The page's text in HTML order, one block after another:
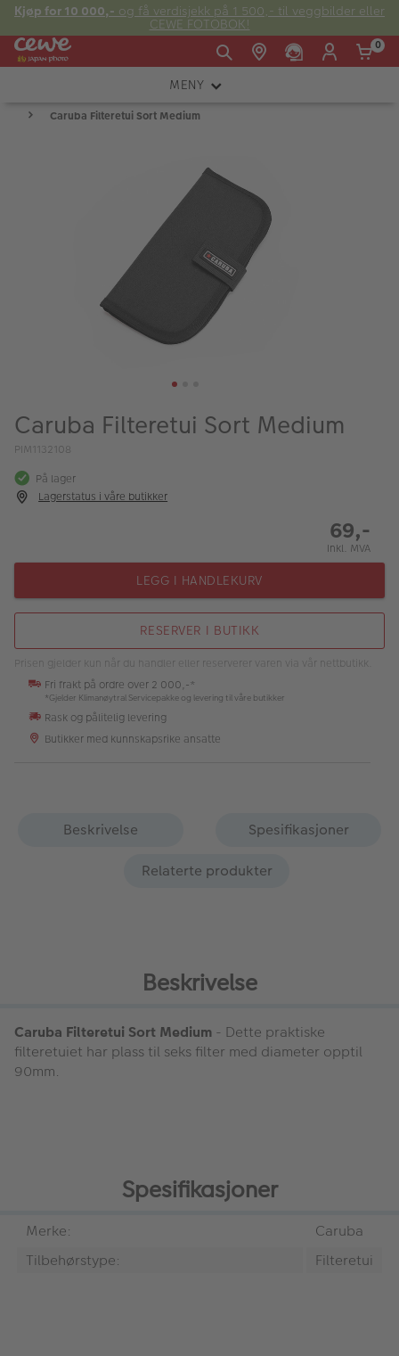
Kjøp for 10 000,- og få verdisjekk på 1 500,- til veggbilder eller
CEWE FOTOBOK!
Fre:
kundeservice@japanphoto.no
0
MENY
KAMERA
Kampanjer
Merker
Fotokurs
Inspirasjon
Butikkoversikt
Caruba Filteretui Sort Medium
Caruba Filteretui Sort Medium
PIM1132108
På lager
Lagerstatus i våre butikker
69,-
Inkl. MVA
LEGG I HANDLEKURV
RESERVER I BUTIKK
Prisen gjelder kun når du handler eller reserverer varen via vår nettbutikk.
Fri frakt på ordre over 2 000,-*
*Gjelder Klimanøytral Servicepakke og levering til våre butikker
Rask og pålitelig levering
Butikker med kunnskapsrike ansatte
Beskrivelse
Spesifikasjoner
Relaterte produkter
Beskrivelse
Caruba Filteretui Sort Medium - Dette praktiske
filteretuiet har plass til seks filter med diameter opptil
90mm.
Spesifikasjoner
Merke:
Caruba
Tilbehørstype:
Filteretui